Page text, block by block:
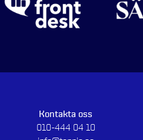
Kontakta oss
010-444 04 10